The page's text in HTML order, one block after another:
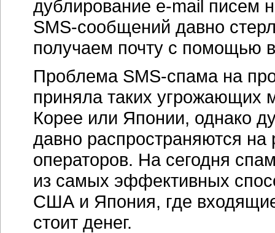
дублирование e-mail писем
SMS-сообщений давно
получаем почту с помощью
Проблема SMS-спамана
приняла таких
Корее или Японии, однако
давно распространяются
операторов. На сегодня
из самых эффективных
США и Япония, где
стоит денег.